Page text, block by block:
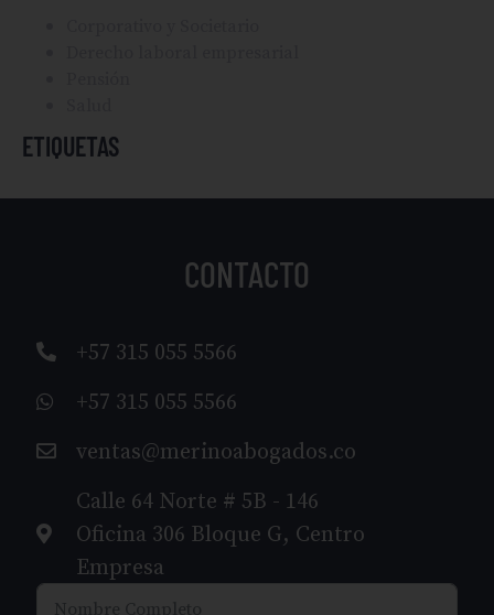
ETIQUETAS
CONTACTO
+57 315 055 5566
+57 315 055 5566
ventas@merinoabogados.co
Calle 64 Norte # 5B - 146
Oficina 306 Bloque G, Centro
Empresa